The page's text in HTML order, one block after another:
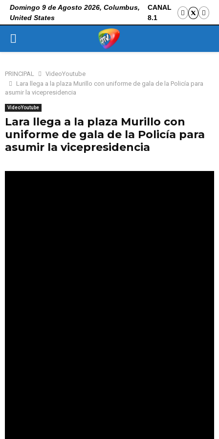
Domingo 9 de Agosto 2026, Columbus,
United States
CANAL
8.1
PRIMARY
PRINCIPAL
VideoYoutube
Lara llega a la plaza Murillo con uniforme de gala de la Policía para
asumir la vicepresidencia
VideoYoutube
Lara llega a la plaza Murillo con
uniforme de gala de la Policía para
asumir la vicepresidencia